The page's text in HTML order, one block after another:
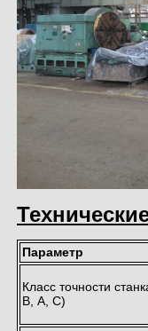
Параметр
Класс точности
В, А, С)